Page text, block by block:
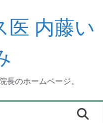
医 内藤い
長のホームページ。